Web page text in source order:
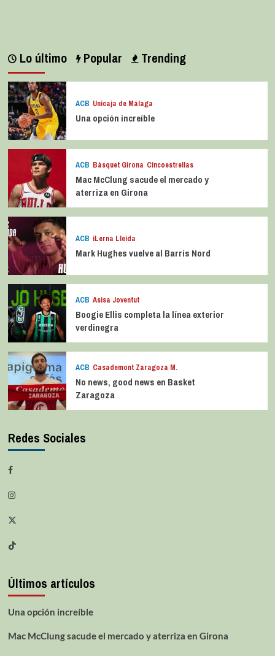
Lo último Popular Trending
ACB Unicaja de Málaga
Una opción increíble
ACB Bàsquet Girona Cincoestrellas
Mac McClung sacude el mercado y
aterriza en Girona
ACB iLerna Lleida
Mark Hughes vuelve al Barris Nord
ACB Asisa Joventut
Boogie Ellis completa la línea exterior
verdinegra
ACB Casademont Zaragoza M.
No news, good news en Basket
Zaragoza
Redes Sociales
Últimos artículos
Una opción increíble
Mac McClung sacude el mercado y aterriza en Girona